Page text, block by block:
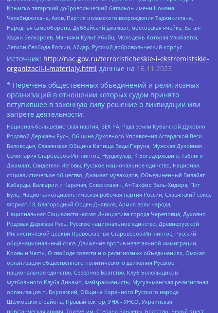
Крымско-татарский добровольческий батальон имени Номана
Челебиджихана, Азов, Партия исламского возрождения Таджикистана,
Народная самооборона, Дуббайский джамаат, московская ячейка, Батал-
Хаджи Белхороев, Маньяки Культ Убийц, Молодёжь Которая Улыбается,
Легион Свобода России, Айдар, Русский добровольческий корпус
Источник: http://nac.gov.ru/terroristicheskie-i-ekstremistskie-
organizacii-i-materialy.html данные на 16.11.2023
* Перечень общественных объединений и религиозных
организаций в отношении которых судом принято
вступившее в законную силу решение о ликвидации или
запрете деятельности:
Национал-большевистская партия, ВЕК РА, Рада земли Кубанской Духовно
Родовой Державы Русь, Община Духовного Управления Асгардской Веси
Беловодья, Славянская Община Капища Веды Перуна, Мужская Духовная
Семинария Староверов-Инглингов, Нурджулар, К Богодержавию, Таблиги
Джамаат, Свидетели Иеговы, Русское национальное единство, Национал-
социалистическое общество, Джамаат мувахидов, Объединенный Вилайат
Кабарды, Балкарии и Карачая, Союз славян, Ат-Такфир Валь-Хиджра, Пит
Буль, Национал-социалистическая рабочая партия России, Славянский союз,
Формат-18, Благородный Орден Дьявола, Армия воли народа,
Национальная Социалистическая Инициатива города Череповца, Духовно-
Родовая Держава Русь, Русское национальное единство, Древнерусской
Инглистической церкви Православных Староверов-Инглингов, Русский
общенациональный союз, Движение против нелегальной иммиграции,
Кровь и Честь, О свободе совести и о религиозных объединениях, Омская
организация общественного политического движения Русское
национальное единство, Северное Братство, Клуб Болельщиков
Футбольного Клуба Динамо, Файзрахманисты, Мусульманская религиозная
организация п. Боровский, Община Коренного Русского народа
Щелковского района, Правый сектор, УНА - УНСО, Украинская
повстанческая армия, Тризуб им. Степана Бандеры, Братство, Белый Крест,